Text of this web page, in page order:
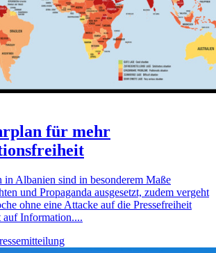
für mehr
in Albanien sind in besonderem Maße
und Propaganda ausgesetzt, zudem vergeht
ohne eine Attacke auf die Pressefreiheit
auf Information....